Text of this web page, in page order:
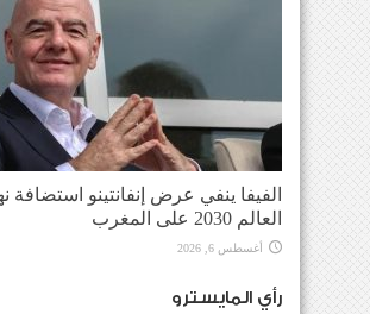
الفيفا ينفي عرض إنفانتينو استضافة
العالم 2030 على المغرب
أغسطس 6, 2026
رأي المايسترو